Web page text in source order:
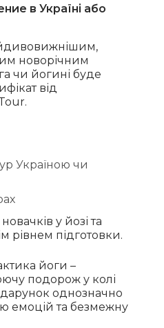
в Україні або
новорічним
чи йогині буде
від
Україною чи
у йозі та
рівнем підготовки.
йоги –
подорож у колі
однозначно
емоцій та безмежну